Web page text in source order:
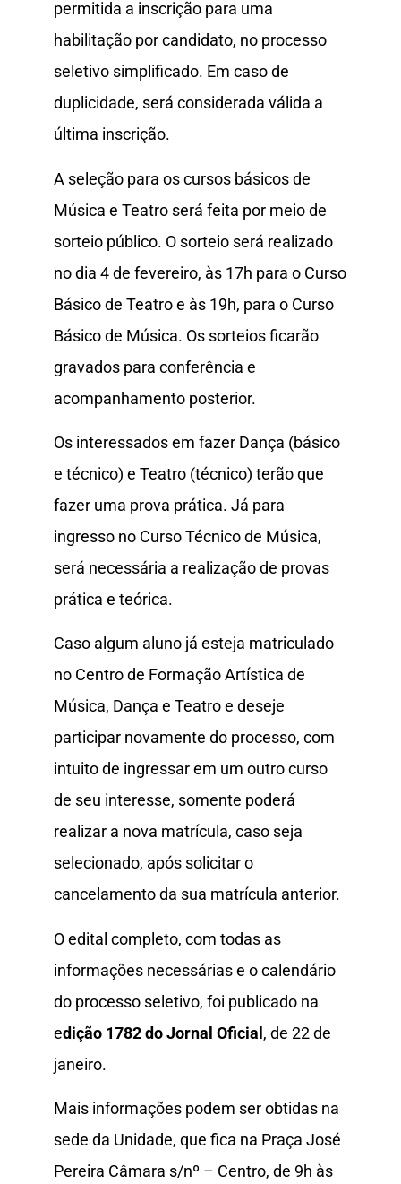
permitida a inscrição para uma
habilitação por candidato, no processo
seletivo simplificado. Em caso de
duplicidade, será considerada válida a
última inscrição.
A seleção para os cursos básicos de
Música e Teatro será feita por meio de
sorteio público. O sorteio será realizado
no dia 4 de fevereiro, às 17h para o Curso
Básico de Teatro e às 19h, para o Curso
Básico de Música. Os sorteios ficarão
gravados para conferência e
acompanhamento posterior.
Os interessados em fazer Dança (básico
e técnico) e Teatro (técnico) terão que
fazer uma prova prática. Já para
ingresso no Curso Técnico de Música,
será necessária a realização de provas
prática e teórica.
Caso algum aluno já esteja matriculado
no Centro de Formação Artística de
Música, Dança e Teatro e deseje
participar novamente do processo, com
intuito de ingressar em um outro curso
de seu interesse, somente poderá
realizar a nova matrícula, caso seja
selecionado, após solicitar o
cancelamento da sua matrícula anterior.
O edital completo, com todas as
informações necessárias e o calendário
do processo seletivo, foi publicado na
edição 1782 do Jornal Oficial, de 22 de
janeiro.
Mais informações podem ser obtidas na
sede da Unidade, que fica na Praça José
Pereira Câmara s/nº – Centro, de 9h às